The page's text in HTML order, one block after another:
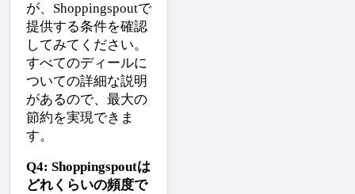
が、Shoppingspoutで
提供する条件を確認
してみてください。
すべてのディールに
ついての詳細な説明
があるので、最大の
節約を実現できま
す。
Q4: Shoppingspoutは
どれくらいの頻度で